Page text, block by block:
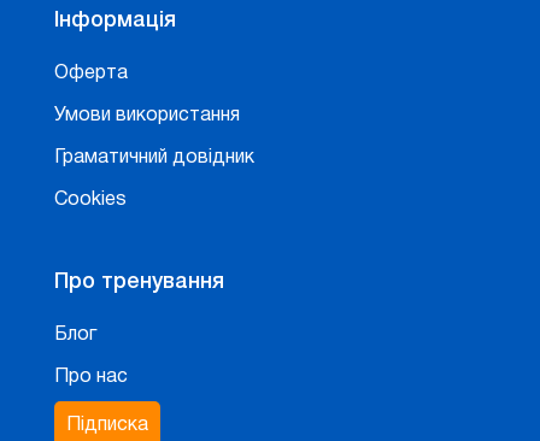
Інформація
Оферта
Умови використання
Граматичний довідник
Cookies
Про тренування
Блог
Про нас
Підписка